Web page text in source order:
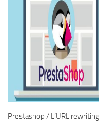
Prestashop / L’URL rewriting